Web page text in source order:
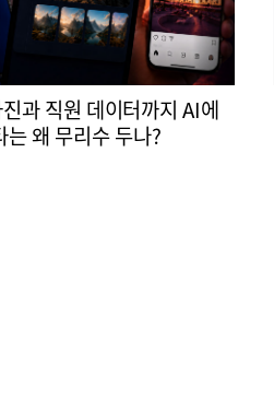
과 직원 데이터까지 AI에
는 왜 무리수 두나?